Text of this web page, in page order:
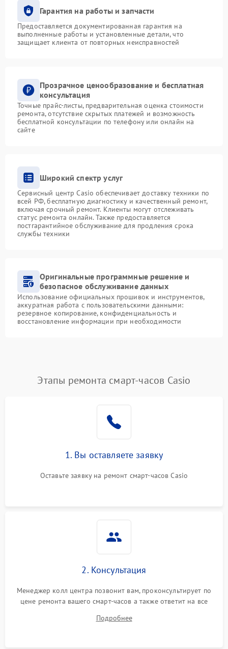
Гарантия на работы и запчасти
Предоставляется документированная гарантия на
выполненные работы и установленные детали, что
защищает клиента от повторных неисправностей
Прозрачное ценообразование и бесплатная
консультация
Точные прайс-листы, предварительная оценка стоимости
ремонта, отсутствие скрытых платежей и возможность
бесплатной консультации по телефону или онлайн на
сайте
Широкий спектр услуг
Сервисный центр Casio обеспечивает доставку техники по
всей РФ, бесплатную диагностику и качественный ремонт,
включая срочный ремонт. Клиенты могут отслеживать
статус ремонта онлайн. Также предоставляется
постгарантийное обслуживание для продления срока
службы техники
Оригинальные программные решение и
безопасное обслуживание данных
Использование официальных прошивок и инструментов,
аккуратная работа с пользовательскими данными:
резервное копирование, конфиденциальность и
восстановление информации при необходимости
Этапы ремонта смарт-часов Casio
1. Вы оставляете заявку
Оставьте заявку на ремонт смарт-часов Casio
2. Консультация
Менеджер колл центра позвонит вам, проконсультирует по
цене ремонта вашего смарт-часов а также ответит на все
Подробнее